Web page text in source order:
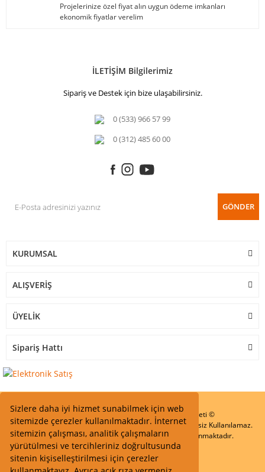
Sizlere daha iyi hizmet sunabilmek için web
sitemizde çerezler kullanılmaktadır. İnternet
sitemizin çalışması, analitik çalışmaların
yürütülmesi ve tercihleriniz doğrultusunda
sitenin kişiselleştirilmesi için çerezler
Projelerinize özel fiyat alın uygun ödeme imkanları
ekonomik fiyatlar verelim
İLETİŞİM Bilgilerimiz
Sipariş ve Destek için bize ulaşabilirsiniz.
0 (533) 966 57 99
0 (312) 485 60 00
GÖNDER
KURUMSAL
ALIŞVERİŞ
ÜYELİK
Sipariş Hattı
Start Elektronik Sanayi ve Ticaret Limited Şirketi ©
Resimler Yazılar ve İçeriklerin Tüm hakları saklıdır ve İzinsiz Kullanılamaz.
Kredi kartı bilgileriniz 256bit SSL Sertifikası ile Korunmaktadır.